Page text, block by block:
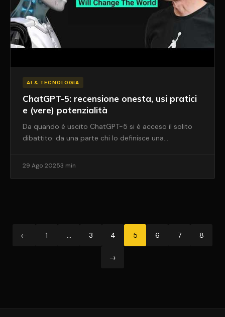
AI & TECNOLOGIA
ChatGPT-5: recensione onesta, usi pratici
e (vere) potenzialità
Da quando è uscito ChatGPT-5 si è acceso il solito
dibattito: da una parte chi lo definisce una…
29 Ago 20253 min
← 1 3 4 5 6 7 8
→